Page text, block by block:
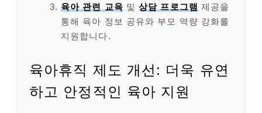
육아 관련 교육 및상담 프로그램 제공을
통해 육아 정보 공유와 부모 역량 강화를
지원합니다.
육아휴직 제도 개선: 더욱 유연
하고 안정적인 육아 지원